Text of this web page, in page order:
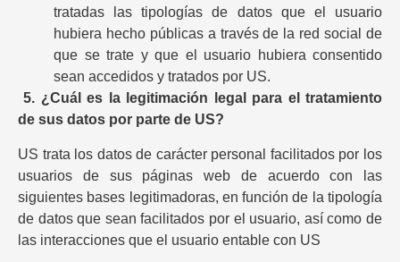
tratadas las tipologías de datos que el usuario
hubiera hecho públicas a través de la red social de
que se trate y que el usuario hubiera consentido
sean accedidos y tratados por US.
5. ¿Cuál es la legitimación legal para el tratamiento
de sus datos por parte de US?
US trata los datos de carácter personal facilitados por los
usuarios de sus páginas web de acuerdo con las
siguientes bases legitimadoras, en función de la tipología
de datos que sean facilitados por el usuario, así como de
las interacciones que el usuario entable con US